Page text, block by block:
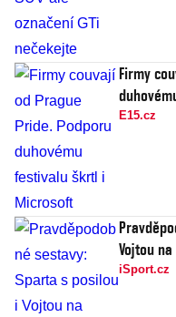
Firmy
E15.cz
Vojtou
iSport.cz